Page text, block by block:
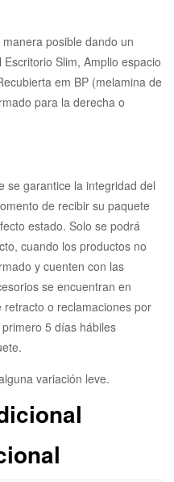
posible dando un
Slim, Amplio espacio
em BP (melamina de
para la derecha o
se garantice la integridad del
de recibir su paquete
estado. Solo se podrá
cuando los productos no
y cuenten con las
se encuentran en
o reclamaciones por
5 días hábiles
variación leve.